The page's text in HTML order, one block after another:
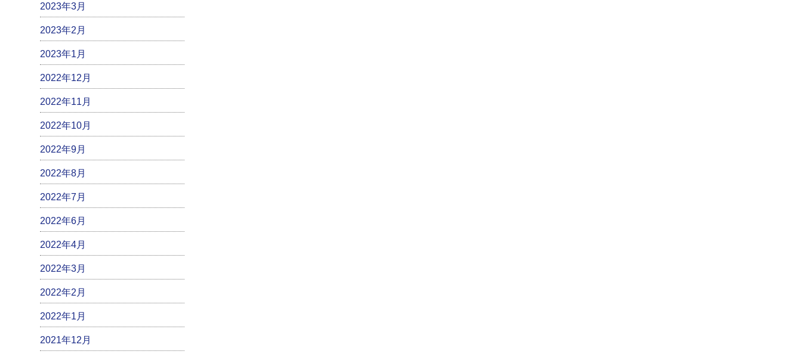
2023年3月
2023年2月
2023年1月
2022年12月
2022年11月
2022年10月
2022年9月
2022年8月
2022年7月
2022年6月
2022年4月
2022年3月
2022年2月
2022年1月
2021年12月